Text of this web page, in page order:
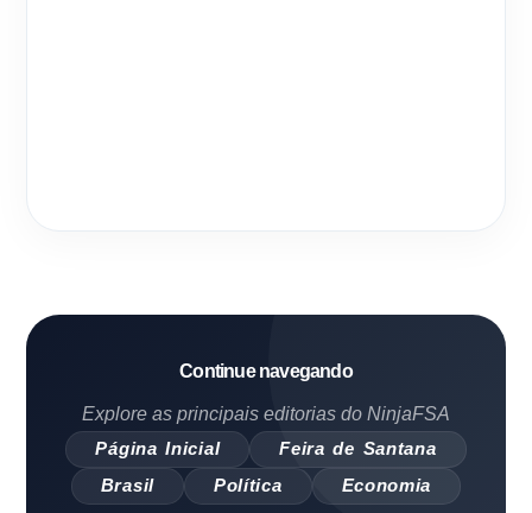
Continue navegando
Explore as principais editorias do NinjaFSA
Página Inicial
Feira de Santana
Brasil
Política Economia